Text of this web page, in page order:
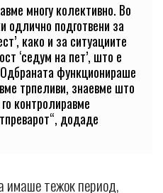
многу колективно. Во
одлично подготвени за
како и за ситуациите
‘седум на пет’, што е
Одбраната функционираше
трпеливи, знаевме што
контролиравме
додаде
имаше тежок период,